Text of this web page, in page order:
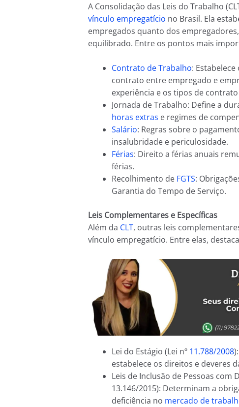
A Consolidação das Leis do Trabalho
vínculo empregatício no Brasil. Ela
empregados quanto dos
equilibrado. Entre os pontos mais
Contrato de Trabalho:
contrato entre empregado e
experiência e os tipos de
Jornada de Trabalho: Define a
horas extras e regimes de
Salário: Regras sobre o
insalubridade e periculosidade.
Férias: Direito a férias anuais
férias.
Recolhimento de FGTS:
Garantia do Tempo de Serviço.
Leis Complementares e Específicas
Além da CLT, outras leis
vínculo empregatício. Entre elas,
Lei do Estágio (Lei nº 11.788/2008
estabelece os direitos e deveres
Leis de Inclusão de Pessoas com
13.146/2015): Determinam a
deficiência no mercado de